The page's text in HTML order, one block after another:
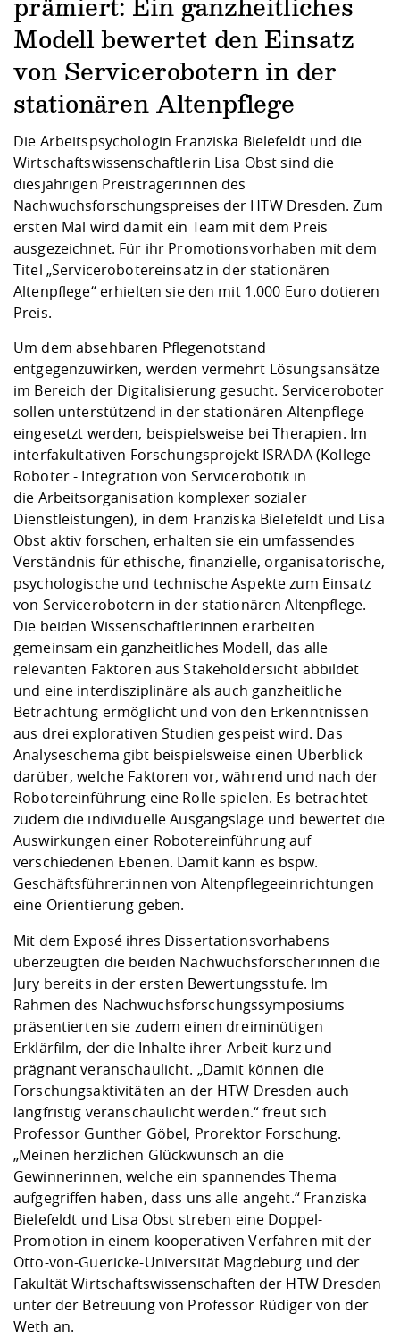
Vorbereitung
Checkliste zum
Studien- und
und Physik
Digitales Lernen
Fremdsprachen
Studieren in
Lebenslagen
Studentenwerk
Angebote der
Arbeit
Career Service
Lehren,
Weiterbilden im
Formulare und
Internationale
Formulare und
FIS -
Prototyping und
Gründung und
Kooperationen
Kontakt &
Klimaschutz &
Gremien und
Informatik/
Landbau/
Maschinenbau
Angebote für Unternehmen
Kontakt und Anfahrt
prämiert: Ein ganzheitliches
Modell bewertet den Einsatz
von Servicerobotern in der
stationären Altenpflege
Die Arbeitspsychologin Franziska Bielefeldt und die
Wirtschaftswissenschaftlerin Lisa Obst sind die
diesjährigen Preisträgerinnen des
Nachwuchsforschungspreises der HTW Dresden. Zum
ersten Mal wird damit ein Team mit dem Preis
ausgezeichnet. Für ihr Promotionsvorhaben mit dem
Titel „Servicerobotereinsatz in der stationären
Altenpflege“ erhielten sie den mit 1.000 Euro dotieren
Preis.
Um dem absehbaren Pflegenotstand
entgegenzuwirken, werden vermehrt Lösungsansätze
im Bereich der Digitalisierung gesucht. Serviceroboter
sollen unterstützend in der stationären Altenpflege
eingesetzt werden, beispielsweise bei Therapien. Im
interfakultativen Forschungsprojekt ISRADA(Kollege
Roboter - Integration von Servicerobotik in
die Arbeitsorganisation komplexer sozialer
Dienstleistungen), in dem Franziska Bielefeldt und Lisa
Obst aktiv forschen, erhalten sie ein umfassendes
Verständnis für ethische, finanzielle, organisatorische,
psychologische und technische Aspekte zum Einsatz
von Servicerobotern in der stationären Altenpflege.
Die beiden Wissenschaftlerinnen erarbeiten
gemeinsam ein ganzheitliches Modell, das alle
relevanten Faktoren aus Stakeholdersicht abbildet
und eine interdisziplinäre als auch ganzheitliche
Betrachtung ermöglicht und von den Erkenntnissen
aus drei explorativen Studien gespeist wird. Das
Analyseschema gibt beispielsweise einen Überblick
darüber, welche Faktoren vor, während und nach der
Robotereinführung eine Rolle spielen. Es betrachtet
zudem die individuelle Ausgangslage und bewertet die
Auswirkungen einer Robotereinführung auf
verschiedenen Ebenen. Damit kann es bspw.
Geschäftsführer:innen von Altenpflegeeinrichtungen
eine Orientierung geben.
Mit dem Exposé ihres Dissertationsvorhabens
überzeugten die beiden Nachwuchsforscherinnen die
Jury bereits in der ersten Bewertungsstufe. Im
Rahmen des Nachwuchsforschungssymposiums
präsentierten sie zudem einen dreiminütigen
Erklärfilm, der die Inhalte ihrer Arbeit kurz und
prägnant veranschaulicht. „Damit können die
Forschungsaktivitäten an der HTW Dresden auch
langfristig veranschaulicht werden.“ freut sich
Professor Gunther Göbel, Prorektor Forschung.
„Meinen herzlichen Glückwunsch an die
Gewinnerinnen, welche ein spannendes Thema
aufgegriffen haben, dass uns alle angeht.“ Franziska
Bielefeldt und Lisa Obst streben eine Doppel-
Promotion in einem kooperativen Verfahren mit der
Otto-von-Guericke-Universität Magdeburg und der
Fakultät Wirtschaftswissenschaften der HTW Dresden
unter der Betreuung von Professor Rüdiger von der
Weth an.